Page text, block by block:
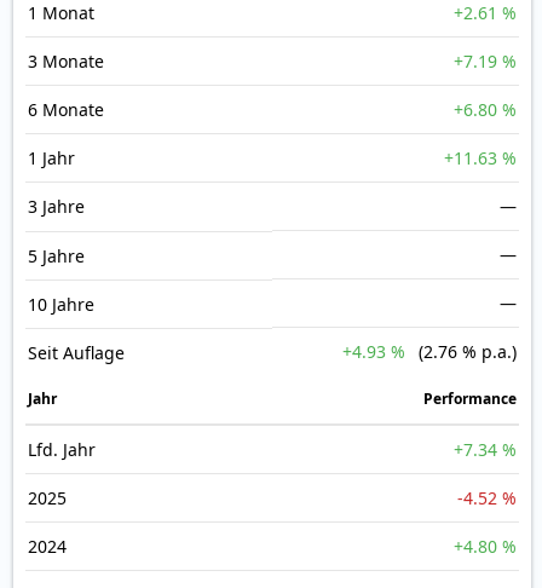
1 Monat +2.61 %
3 Monate +7.19 %
6 Monate +6.80 %
1 Jahr +11.63 %
3 Jahre —
5 Jahre —
10 Jahre —
Seit Auflage +4.93 % (2.76 % p.a.)
Jahr Perfor­mance
Lfd. Jahr +7.34 %
2025 -4.52 %
2024 +4.80 %